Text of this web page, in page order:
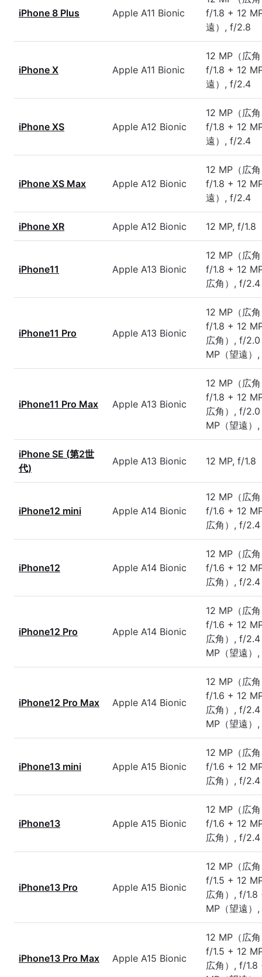
iPhone 8 Plus Apple A11 Bionic
f/1.8 + 12
遠）, f/2.8
iPhone X Apple A11 Bionic
12 MP（広
f/1.8 + 12
遠）, f/2.4
iPhone XS Apple A12 Bionic
12 MP（広
f/1.8 + 12
遠）, f/2.4
iPhone XS Max Apple A12 Bionic
12 MP（広
f/1.8 + 12
遠）, f/2.4
iPhone XR Apple A12 Bionic 12 MP, f/1.8
iPhone11 Apple A13 Bionic
12 MP（広
f/1.8 + 12
広角）, f/2.4
iPhone11 Pro Apple A13 Bionic
12 MP（広
f/1.8 + 12
広角）, f/
MP（望遠）
iPhone11 Pro Max Apple A13 Bionic
12 MP（広
f/1.8 + 12
広角）, f/
MP（望遠）
iPhone SE (第2世
代)
Apple A13 Bionic 12 MP, f/1.8
iPhone12 mini Apple A14 Bionic
12 MP（広
f/1.6 + 12
広角）, f/2.4
iPhone12 Apple A14 Bionic
12 MP（広
f/1.6 + 12
広角）, f/2.4
iPhone12 Pro Apple A14 Bionic
12 MP（広
f/1.6 + 12
広角）, f/
MP（望遠）
iPhone12 Pro Max Apple A14 Bionic
12 MP（広
f/1.6 + 12
広角）, f/
MP（望遠）
iPhone13 mini Apple A15 Bionic
12 MP（広
f/1.6 + 12
広角）, f/2.4
iPhone13 Apple A15 Bionic
12 MP（広
f/1.6 + 12
広角）, f/2.4
iPhone13 Pro Apple A15 Bionic
12 MP（広
f/1.5 + 12
広角）, f/1.8
MP（望遠）
iPhone13 Pro Max Apple A15 Bionic
12 MP（広
f/1.5 + 12
広角）, f/1.8